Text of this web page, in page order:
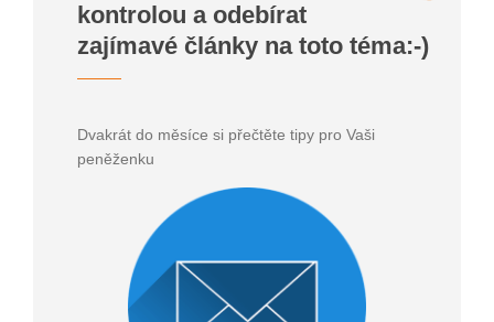
kontrolou a odebírat
zajímavé články na toto téma:-)
Dvakrát do měsíce si přečtěte tipy pro Vaši
peněženku